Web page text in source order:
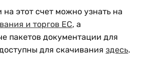
этот счет можно узнать на
и торгов ЕС, а
пакетов документации для
для скачивания здесь.